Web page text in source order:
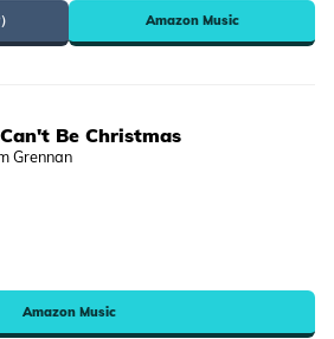
Amazon Music
Be Christmas
Grennan
Amazon Music